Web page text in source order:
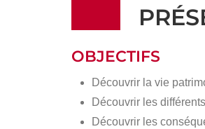
OBJECTIFS
Découvrir la vie
Découvrir les
Découvrir les